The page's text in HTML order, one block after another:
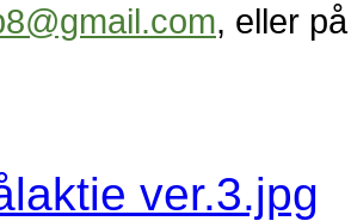
, eller
ver.3.jpg